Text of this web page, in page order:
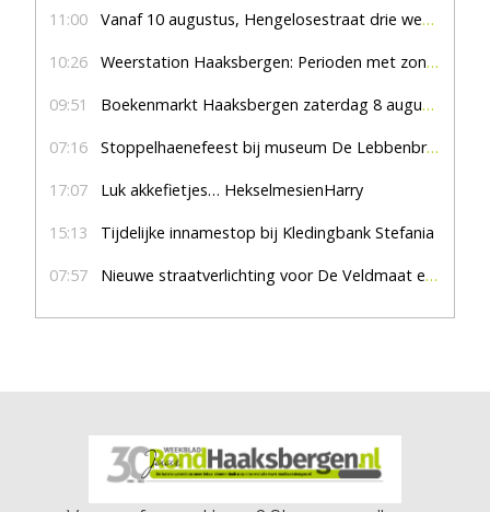
11:00 Vanaf 10 augustus, Hengelosestraat drie weken dicht voor doorgaand verkeer
10:26 Weerstation Haaksbergen: Perioden met zon en droog
09:51 Boekenmarkt Haaksbergen zaterdag 8 augustus, marktplein Haaksbergen
07:16 Stoppelhaenefeest bij museum De Lebbenbrugge
17:07 Luk akkefietjes… HekselmesienHarry
15:13 Tijdelijke innamestop bij Kledingbank Stefania
07:57 Nieuwe straatverlichting voor De Veldmaat en De Pas